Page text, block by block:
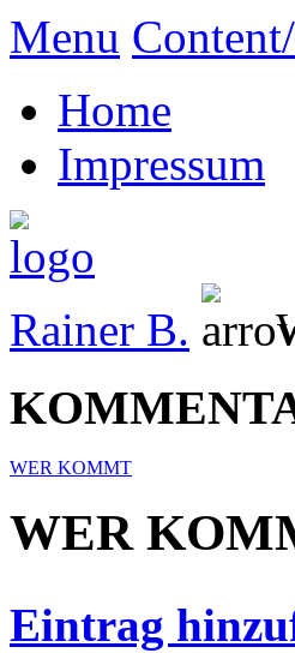
Menu
Home
Impressum
Rainer B.
WER KOMMT
WER
Eintrag